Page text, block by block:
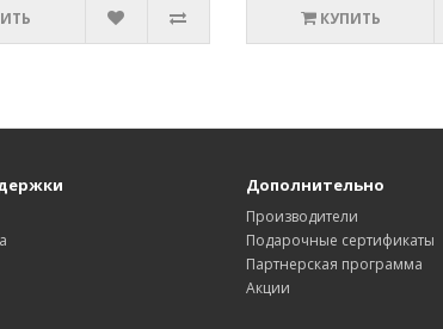
КУПИТЬ
Дополнительно
Производители
Подарочные сертификаты
Партнерская программа
Акции